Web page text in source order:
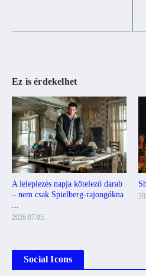
Ez is érdekelhet
A leleplezés napja kötelező darab
– nem csak Spielberg-rajongókna
...
2026.07.05.
Social Icons